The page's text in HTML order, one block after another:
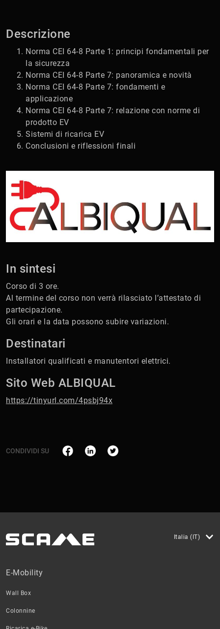
Descrizione
Norma CEI 64-8 Parte 1: principi fondamentali per
la sicurezza
Norma CEI 64-8 Parte 7: panoramica e novità
Norma CEI 64-8 Parte 7: fondamenti e
applicazione
Norma CEI 64-8 Parte 7: relazione con norme di
prodotto EV
Sistemi di ricarica EV
Conclusioni e riflessioni finali
In sintesi
Corso di 3 ore.
Al termine del corso non verrà rilasciato l’attestato di
partecipazione.
Gli orari e la data possono subire variazioni.
Destinatari
Installatori qualificati e manutentori elettrici.
Sito Web ALBIQUAL
https://tinyurl.com/4psbj94x
CONDIVIDI SU
Italia (IT)
E-Mobility
Wall Box
Colonnine